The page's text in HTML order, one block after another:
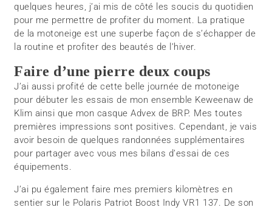
quelques heures, j’ai mis de côté les soucis du quotidien
pour me permettre de profiter du moment. La pratique
de la motoneige est une superbe façon de s’échapper de
la routine et profiter des beautés de l’hiver.
Faire d’une pierre deux coups
J’ai aussi profité de cette belle journée de motoneige
pour débuter les essais de mon ensemble Keweenaw de
Klim ainsi que mon casque Advex de BRP. Mes toutes
premières impressions sont positives. Cependant, je vais
avoir besoin de quelques randonnées supplémentaires
pour partager avec vous mes bilans d’essai de ces
équipements.
J’ai pu également faire mes premiers kilomètres en
sentier sur le Polaris Patriot Boost Indy VR1 137. De son